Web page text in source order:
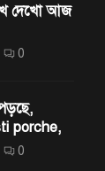
দেখো আজ
0
porche,
0